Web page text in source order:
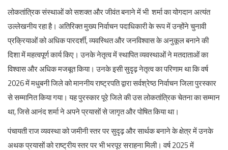
लोकतांत्रिक संस्थाओं को सशक्त और जीवंत बनाने में भी शर्मा का योगदान अत्यंत
उल्लेखनीय रहा है। अतिरिक्त मुख्य निर्वाचन पदाधिकारी के रूप में उन्होंने चुनावी
प्रक्रियाओं को अधिक पारदर्शी, व्यवस्थित और जनविश्वास के अनुकूल बनाने की
दिशा में महत्वपूर्ण कार्य किए। उनके नेतृत्व में स्थापित व्यवस्थाओं ने मतदाताओं का
विश्वास और अधिक मजबूत किया। उनके इसी सुदृढ़ नेतृत्व का परिणाम था कि वर्ष
2026 में मधुबनी जिले को माननीय राष्ट्रपति द्वारा सर्वश्रेष्ठ निर्वाचन जिला पुरस्कार
से सम्मानित किया गया। यह पुरस्कार पूरे जिले की उस लोकतांत्रिक चेतना का सम्मान
था, जिसे आनंद शर्मा ने अपने प्रयासों से जागृत और पोषित किया था।
पंचायती राज व्यवस्था को जमीनी स्तर पर सुदृढ़ और सार्थक बनाने के क्षेत्र में उनके
अथक प्रयासों को राष्ट्रीय स्तर पर भी भरपूर सराहना मिली। वर्ष 2025 में